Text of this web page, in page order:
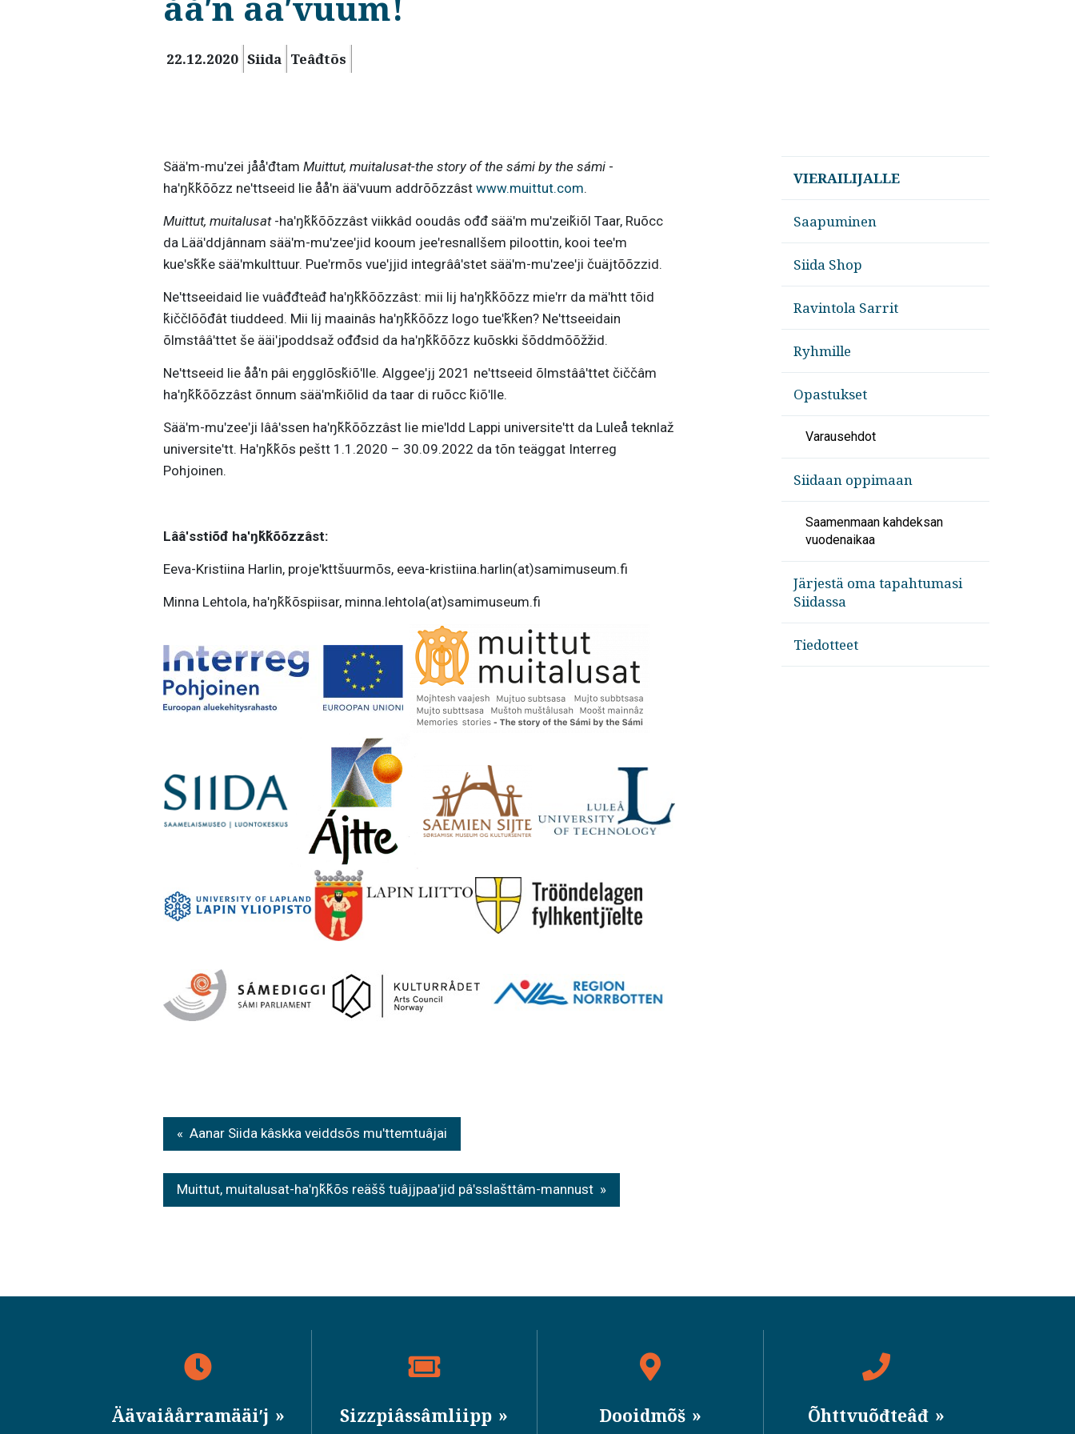
22.12.2020 Siida Teâđtõs
Sääʹm-muʹzei jååʹđtam Muittut, muitalusat-the story of the sámi by the sámi-
haʹŋǩǩõõzz neʹttseeid lie ååʹn ääʹvuum addrõõzzâst www.muittut.com.
Muittut, muitalusat-haʹŋǩǩõõzzâst viikkâd ooudâs ođđ sääʹm muʹzeiǩiõl Taar, Ruõcc
da Lääʹddjânnam sääʹm-muʹzeeʹjid kooum jeeʹresnallšem piloottin, kooi teeʹm
kueʹsǩǩe sääʹmkulttuur. Pueʹrmõs vueʹjjid integrââʹstet sääʹm-muʹzeeʹji čuäjtõõzzid.
Neʹttseeidaid lie vuâđđteâđ haʹŋǩǩõõzzâst: mii lij haʹŋǩǩõõzz mieʹrr da mäʹhtt tõid
ǩiččlõõđât tiuddeed. Mii lij maainâs haʹŋǩǩõõzz logo tueʹǩǩen? Neʹttseeidain
õlmstââʹttet še ääiʹjpoddsaž ođđsid da haʹŋǩǩõõzz kuõskki šõddmõõžžid.
Neʹttseeid lie ååʹn pâi eŋgglõsǩiõʹlle. Alggeeʹjj 2021 neʹttseeid õlmstââʹttet čiččâm
haʹŋǩǩõõzzâst õnnum sääʹmǩiõlid da taar di ruõcc ǩiõʹlle.
Sääʹm-muʹzeeʹji lââʹssen haʹŋǩǩõõzzâst lie mieʹldd Lappi universiteʹtt da Luleå teknlaž
universiteʹtt. Haʹŋǩǩõs peštt 1.1.2020 – 30.09.2022 da tõn teäggat Interreg
Pohjoinen.
Lââʹsstiõđ haʹŋǩǩõõzzâst:
Eeva-Kristiina Harlin, projeʹkttšuurmõs, eeva-kristiina.harlin(at)samimuseum.fi
Minna Lehtola, haʹŋǩǩõspiisar, minna.lehtola(at)samimuseum.fi
Post
navigation
Aanar Siida kâskka veiddsõs muʹttemtuâjai
Muittut, muitalusat-haʹŋǩǩõs reäšš tuâjjpaaʹjid pâʹsslašttâm-mannust
VIERAILIJALLE
Saapuminen
Siida Shop
Ravintola Sarrit
Ryhmille
Opastukset
Varausehdot
Siidaan oppimaan
Saamenmaan kahdeksan
vuodenaikaa
Järjestä oma tapahtumasi
Siidassa
Tiedotteet
Äävaiåårramääiʹj Sizzpiâssâmliipp Dooidmõš Õhttvuõđteâđ